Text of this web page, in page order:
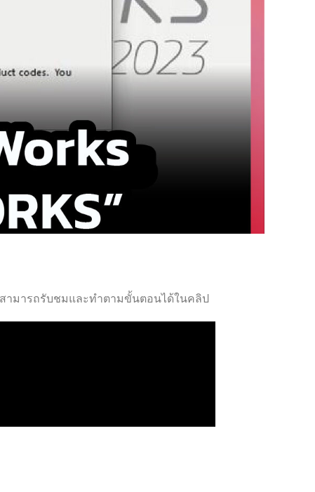
สามารถรับชมและทำตามขั้นตอนได้ในคลิป